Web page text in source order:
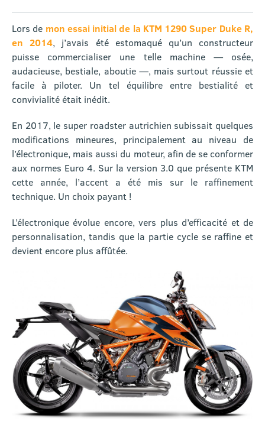
Lors de mon essai initial de la KTM 1290 Super Duke R,
en 2014, j’avais été estomaqué qu’un constructeur
puisse commercialiser une telle machine — osée,
audacieuse, bestiale, aboutie —, mais surtout réussie et
facile à piloter. Un tel équilibre entre bestialité et
convivialité était inédit.
En 2017, le super roadster autrichien subissait quelques
modifications mineures, principalement au niveau de
l’électronique, mais aussi du moteur, afin de se conformer
aux normes Euro 4. Sur la version 3.0 que présente KTM
cette année, l’accent a été mis sur le raffinement
technique. Un choix payant !
L’électronique évolue encore, vers plus d’efficacité et de
personnalisation, tandis que la partie cycle se raffine et
devient encore plus affûtée.